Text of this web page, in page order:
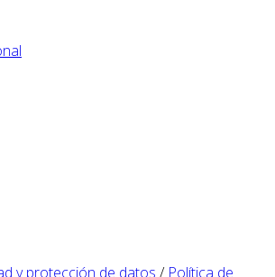
y protección de datos / Política de